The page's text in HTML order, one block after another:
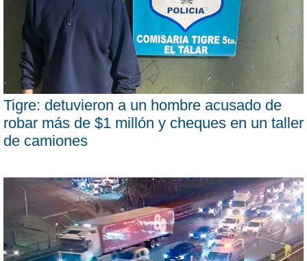
Tigre: detuvieron a un hombre acusado de
robar más de $1 millón y cheques en un taller
de camiones